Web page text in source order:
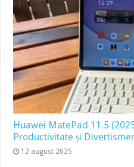
Huawei MatePad 11.5
Productivitate și
12 august 2025